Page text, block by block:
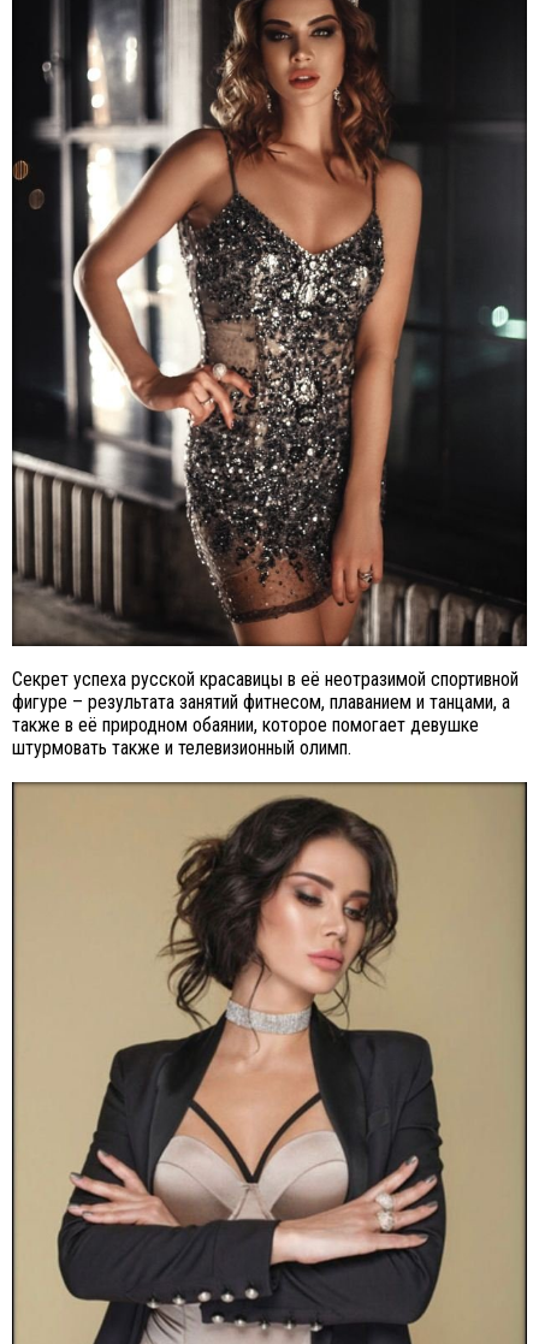
Секрет успеха русской красавицы в её неотразимой спортивной
фигуре – результата занятий фитнесом, плаванием и танцами, а
также в её природном обаянии, которое помогает девушке
штурмовать также и телевизионный олимп.